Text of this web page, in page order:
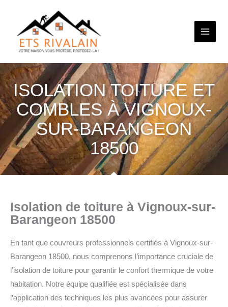
contenu
ISOLATION TOITURE ET
COMBLES À VIGNOUX-
SUR-BARANGEON
18500
Isolation de toiture à Vignoux-sur-
Barangeon 18500
En tant que couvreurs professionnels certifiés à Vignoux-sur-
Barangeon 18500, nous comprenons l’importance cruciale de
l’isolation de toiture pour garantir le confort thermique de votre
habitation. Notre équipe qualifiée est spécialisée dans
l’application des techniques les plus avancées pour assurer